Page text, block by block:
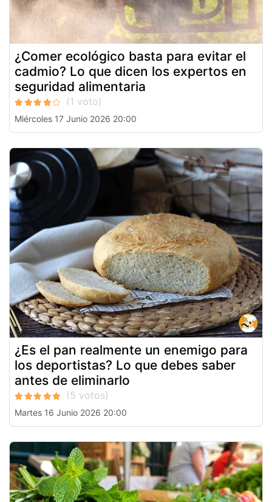
¿Comer ecológico basta para evitar el
cadmio? Lo que dicen los expertos en
seguridad alimentaria
Miércoles 17 Junio 2026 20:00
¿Es el pan realmente un enemigo para
los deportistas? Lo que debes saber
antes de eliminarlo
Martes 16 Junio 2026 20:00